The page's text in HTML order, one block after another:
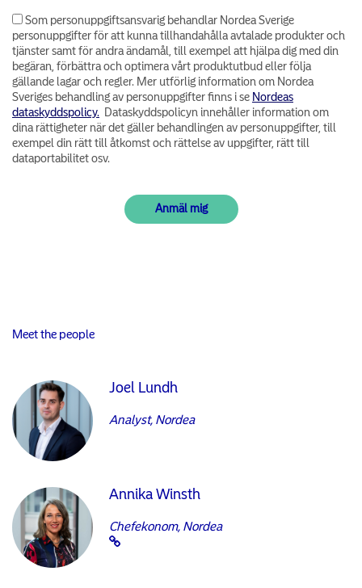
Som personuppgiftsansvarig behandlar Nordea Sverige
personuppgifter för att kunna tillhandahålla avtalade produkter och
tjänster samt för andra ändamål, till exempel att hjälpa dig med din
begäran, förbättra och optimera vårt produktutbud eller följa
gällande lagar och regler. Mer utförlig information om Nordea
Sveriges behandling av personuppgifter finns i se Nordeas
dataskyddspolicy. Dataskyddspolicyn innehåller information om
dina rättigheter när det gäller behandlingen av personuppgifter, till
exempel din rätt till åtkomst och rättelse av uppgifter, rätt till
dataportabilitet osv.
Meet the people
Joel Lundh
Analyst, Nordea
Annika Winsth
Chefekonom, Nordea